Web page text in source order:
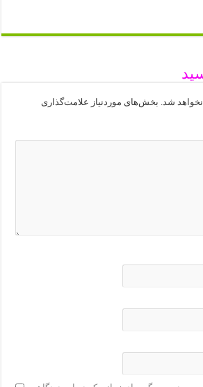
شد. بخش‌های موردنیاز علامت‌گذاری